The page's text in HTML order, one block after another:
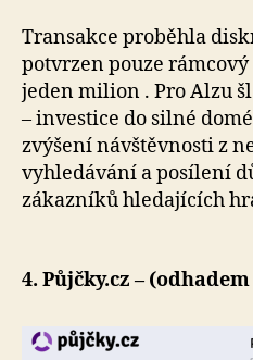
Transakce proběhla
potvrzen pouze
jeden milion . Pro Alzu
– investice do silné
zvýšení návštěvnosti z
vyhledávání a posílení
zákazníků hledajících
4. Půjčky.cz – (odhadem